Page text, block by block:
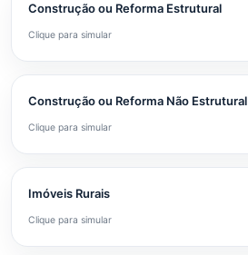
Construção ou Reforma Estrutural
Clique para simular
Construção ou Reforma Não Estrutural
Clique para simular
Imóveis Rurais
Clique para simular